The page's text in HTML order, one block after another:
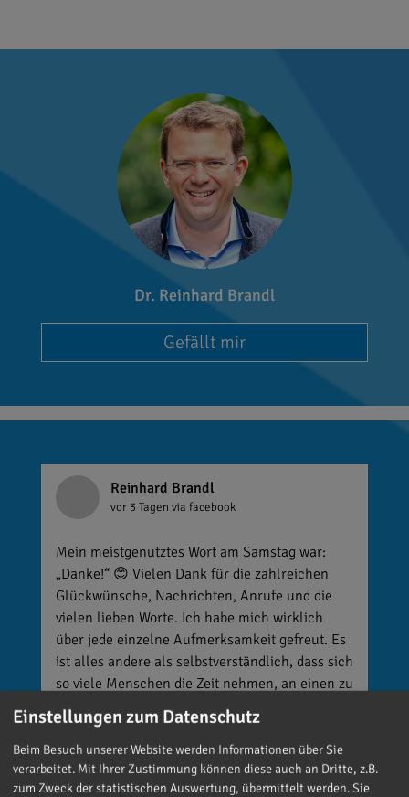
Dr. Reinhard Brandl
Gefällt mir
Reinhard Brandl
vor 3 Tagen via facebook
Mein meistgenutztes Wort am Samstag war:
„Danke!“ 😊 Vielen Dank für die zahlreichen
Glückwünsche, Nachrichten, Anrufe und die
vielen lieben Worte. Ich habe mich wirklich
über jede einzelne Aufmerksamkeit gefreut. Es
ist alles andere als selbstverständlich, dass sich
so viele Menschen die Zeit nehmen, an einen zu
denken. Umso mehr weiß ich das zu schätzen.
Einstellungen zum Datenschutz
Beim Besuch unserer Website werden Informationen über Sie
verarbeitet. Mit Ihrer Zustimmung können diese auch an Dritte, z.B.
zum Zweck der statistischen Auswertung, übermittelt werden. Sie